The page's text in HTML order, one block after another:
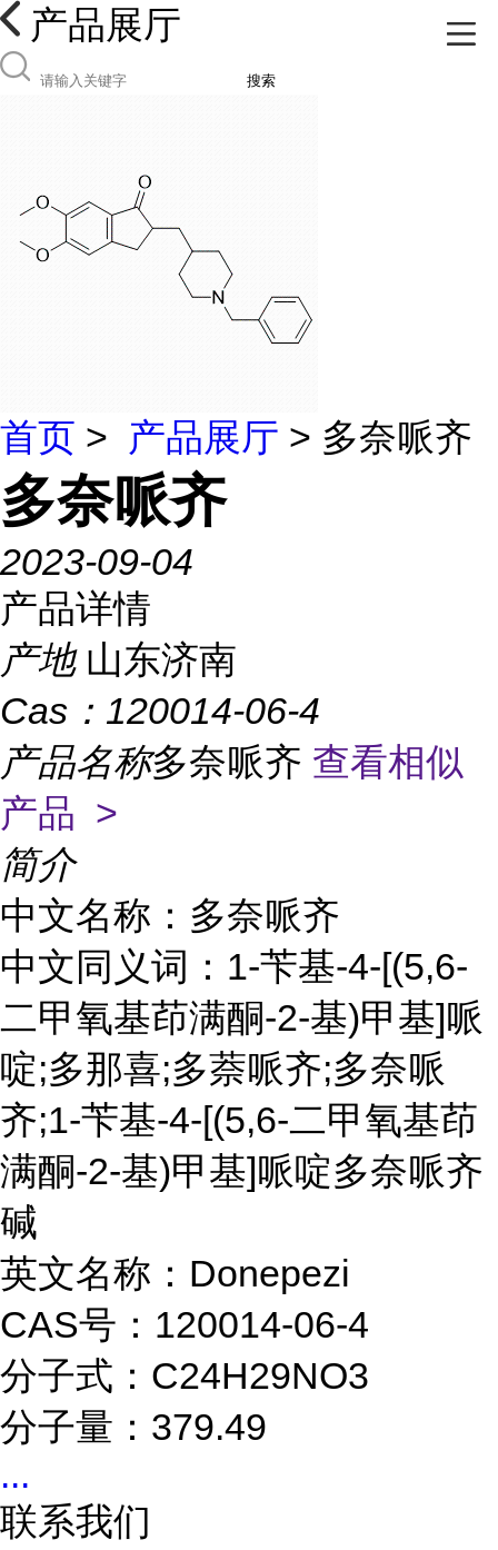
产品展厅
搜索
首页 > 产品展厅 > 多奈哌齐
多奈哌齐
2023-09-04
产品详情
产地 山东济南
Cas： 120014-06-4
产品名称多奈哌齐 查看相似
产品 >
简介
中文名称：多奈哌齐
中文同义词：1-苄基-4-[(5,6-
二甲氧基茚满酮-2-基)甲基]哌
啶;多那喜;多萘哌齐;多奈哌
齐;1-苄基-4-[(5,6-二甲氧基茚
满酮-2-基)甲基]哌啶多奈哌齐
碱
英文名称：Donepezi
CAS号：120014-06-4
分子式：C24H29NO3
分子量：379.49
...
联系我们